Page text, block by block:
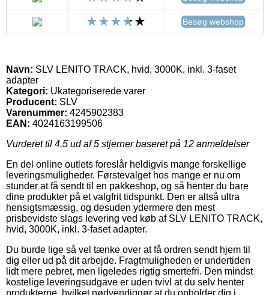
Besøg webshop
Navn: SLV LENITO TRACK, hvid, 3000K, inkl. 3-faset
adapter
Kategori: Ukategoriserede varer
Producent: SLV
Varenummer: 4245902383
EAN: 4024163199506
Vurderet til 4.5 ud af 5 stjerner baseret på 12 anmeldelser
En del online outlets foreslår heldigvis mange forskellige
leveringsmuligheder. Førstevalget hos mange er nu om
stunder at få sendt til en pakkeshop, og så henter du bare
dine produkter på et valgfrit tidspunkt. Den er altså ultra
hensigtsmæssig, og desuden ydermere den mest
prisbevidste slags levering ved køb af SLV LENITO TRACK,
hvid, 3000K, inkl. 3-faset adapter.
Du burde lige så vel tænke over at få ordren sendt hjem til
dig eller ud på dit arbejde. Fragtmuligheden er undertiden
lidt mere pebret, men ligeledes rigtig smertefri. Den mindst
kostelige leveringsudgave er uden tvivl at du selv henter
produkterne, hvilket nødvendiggør at du opholder dig i